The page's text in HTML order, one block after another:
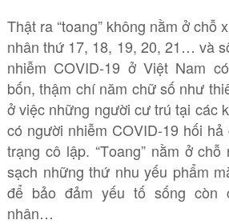
Thật ra “toang” không nằm ở chỗ
nhân thứ 17, 18, 19, 20, 21… và
nhiễm COVID-19 ở Việt Nam
bốn, thậm chí năm chữ số như
ở việc những người cư trú tại các
có người nhiễm COVID-19 hối
trạng cô lập. “Toang” nằm ở
sạch những thứ nhu yếu phẩm
để bảo đảm yếu tố sống còn
nhân…